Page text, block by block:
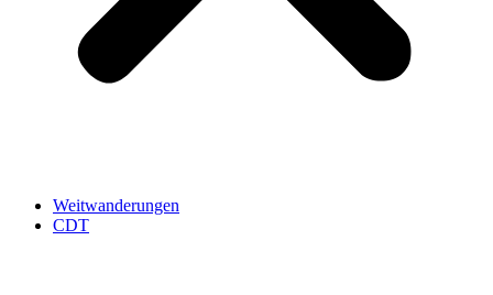
Weitwanderungen
CDT